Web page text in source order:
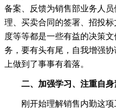
备案、反馈为销售部业务人
理、买卖合同的签署、招投
度等等都是一些有益的决策
务，要有头有尾，自我增强
上做到了事事有着落。
二、加强学习、注重自
刚开始理解销售内勤这项